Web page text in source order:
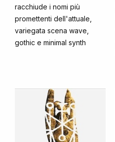
racchiude i nomi più
promettenti dell'attuale,
variegata scena wave,
gothic e minimal synth